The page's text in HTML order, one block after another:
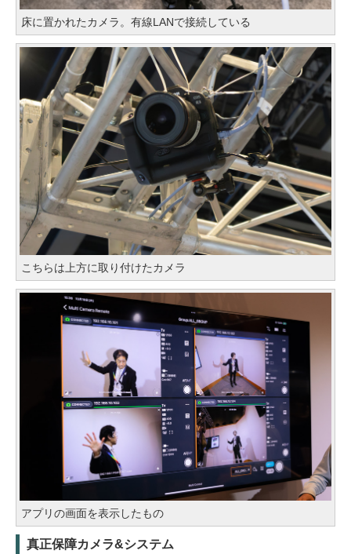
床に置かれたカメラ。有線LANで接続している
こちらは上方に取り付けたカメラ
アプリの画面を表示したもの
真正保障カメラ&システム